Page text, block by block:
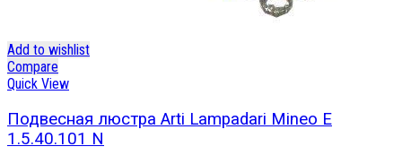
Add to wishlist
Compare
Quick View
Подвесная люстра Arti Lampadari Mineo E
1.5.40.101 N